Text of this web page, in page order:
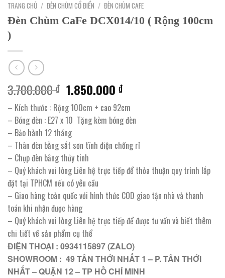
TRANG CHỦ / ĐÈN CHÙM CỔ ĐIỂN / ĐÈN CHÙM CAFE
Đèn Chùm CaFe DCX014/10 ( Rộng 100cm
)
3.700.000₫ Giá
gốc
là:
3.700.000 ₫.
1.850.000₫Giá
hiện
tại
là:
1.850.000 ₫.
– Kích thước : Rộng 100cm + cao 92cm
– Bóng đèn : E27 x 10 Tặng kèm bóng đèn
– Bảo hành 12 tháng
– Thân đèn bằng sắt sơn tĩnh điện chống rỉ
– Chụp đèn bằng thủy tinh
– Quý khách vui lòng Liên hệ trực tiếp để thỏa thuận quy trình lắp
đặt tại TPHCM nếu có yêu cầu
– Giao hàng toàn quốc với hình thức COD giao tận nhà và thanh
toán khi nhận được hàng
– Quý khách vui lòng Liên hệ trực tiếp để được tư vấn và biết thêm
chi tiết về sản phẩm cụ thể
ĐIỆN THOẠI : 0934115897 (ZALO)
SHOWROOM : 49 TÂN THỚI NHẤT 1 – P. TÂN THỚI
NHẤT – QUẬN 12 – TP HỒ CHÍ MINH